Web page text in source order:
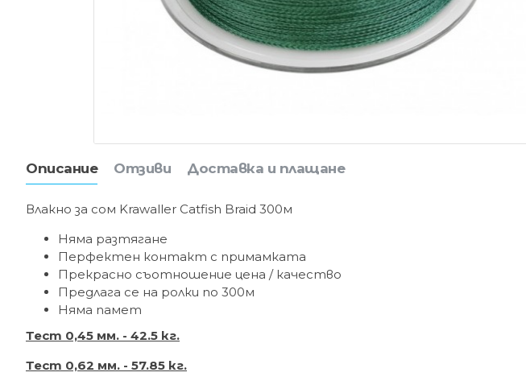
Описание Отзиви Доставка и плащане
Влакно за сом Krawaller Catfish Braid 300м
Няма разтягане
Перфектен контакт с примамката
Прекрасно съотношение цена / качество
Предлага се на ролки по 300м
Няма памет
Тест 0,45 мм. - 42.5 кг.
Тест 0,62 мм. - 57.85 кг.